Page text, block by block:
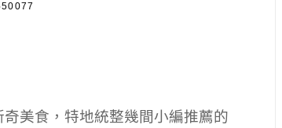
美食，特地統整幾間小編推薦的